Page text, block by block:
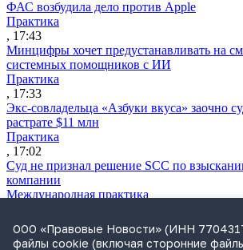
ФАС возбудила дело против Apple
Практика
, 17:43
Минцифры хочет предустанавливать на
системных помощников с ИИ
Практика
, 17:33
Экс-совладельца «Азбуки вкуса» заочно
растрате $11 млн
Практика
, 17:02
Суд не признал решение SCC по
компании
Международная практика
Дроны могут начать применять для
ПДД
ООО «Правовые Новости» (ИНН
файлы cookie (включая сторонние